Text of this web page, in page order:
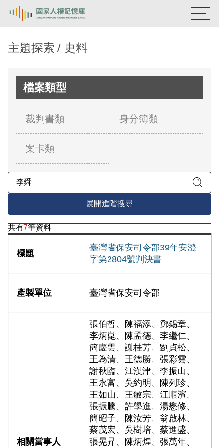
新生訓導處
關於我們
意見信箱
主題探索 史料
檔案類型
裁判書類 身分簿類
案卡類
展開進階搜尋
共有7筆資料
臺灣省保安司令部39年安澄
字第2804號判決書
臺灣省保安司令部
張伯哲、陳福添、鄧錫章、
李炳崑、陳孟德、李繼仁、
簡慶雲、謝桂芳、劉貞松、
王為清、王德勝、張彩雲、
謝秋臨、江漢津、李振山、
王永富、吳約明、陳列珍、
王如山、王敏宗、江順濱、
張振騰、許學進、湯懋修、
簡昭子、陳汝芳、翁啟林、
蔡茂宏、吳樹培、蔡進盛、
張晃昇、陳炳煌、張萬年、